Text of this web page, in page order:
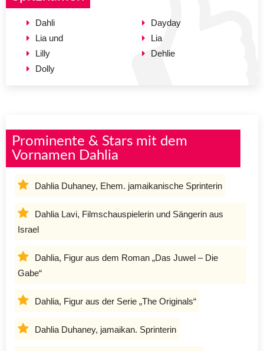
Dahli
Lia und
Lilly
Dolly
Dayday
Lia
Dehlie
Prominente & Stars mit dem
Vornamen Dahlia
Dahlia Duhaney, Ehem. jamaikanische Sprinterin
Dahlia Lavi, Filmschauspielerin und Sängerin aus
Israel
Dahlia, Figur aus dem Roman „Das Juwel – Die
Gabe“
Dahlia, Figur aus der Serie „The Originals“
Dahlia Duhaney, jamaikan. Sprinterin